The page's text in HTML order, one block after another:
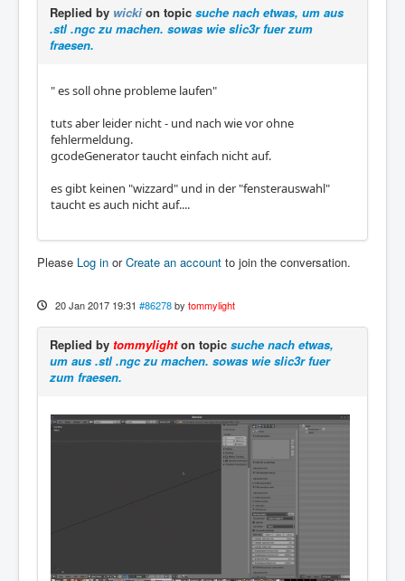
Replied by wicki on topic suche nach etwas, um aus
.stl .ngc zu machen. sowas wie slic3r fuer zum
fraesen.
" es soll ohne probleme laufen"
tuts aber leider nicht - und nach wie vor ohne
fehlermeldung.
gcodeGenerator taucht einfach nicht auf.
es gibt keinen "wizzard" und in der "fensterauswahl"
taucht es auch nicht auf....
Please Log in orCreate an account to join the conversation.
20 Jan 2017 19:31 #86278 by tommylight
Replied by tommylighton topic suche nach etwas,
um aus .stl .ngc zu machen. sowas wie slic3r fuer
zum fraesen.